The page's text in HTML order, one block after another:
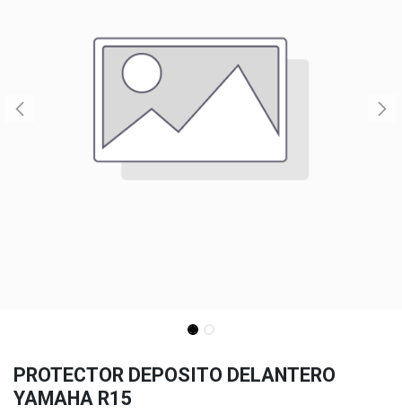
PROTECTOR DEPOSITO DELANTERO
YAMAHA R15